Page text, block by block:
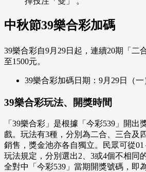
中秋節39樂合彩加碼
39樂合彩自9月29日起，連續20期「二
至1500元。
39樂合彩加碼日期：9月29日（一
39樂合彩玩法、開獎時間
「39樂合彩」是根據「今彩539」開出
戲。玩法有3種，分別為二合、三合及
銷售，獎金池亦各自獨立。民眾可從
玩法規定，分別選出2、3或4個不相同
全對中「今彩539」當期開獎號碼，即